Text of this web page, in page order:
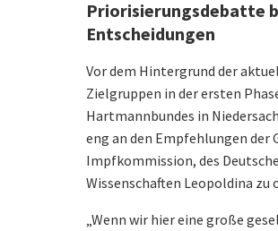
Priorisierungsdebatte
Entscheidungen
Vor dem Hintergrund der
Zielgruppen in der ersten
Hartmannbundes in
eng an den Empfehlungen der
Impfkommission, des
Wissenschaften Leopoldina zu
„Wenn wir hier eine große